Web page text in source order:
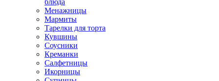
блюда
Менажницы
Мармиты
Тарелки для торта
Кувшины
Соусники
Креманки
Салфетницы
Икорницы